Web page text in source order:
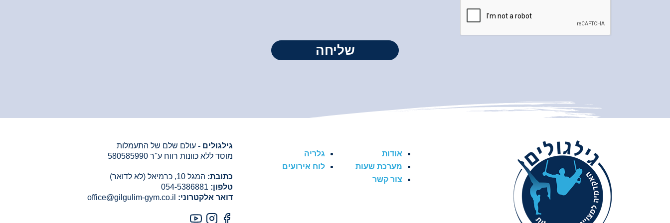
גילגולים - עולם שלם של התעמלות
מוסד ללא כוונות רווח ע''ר 580585990
כתובת: המגל 10, כרמיאל (לא לדואר)
טלפון:
דואר אלקטרוני: office@gilgulim-gym.co.il
אודות
גלריה
מערכת שעות
לוח אירועים
צור קשר